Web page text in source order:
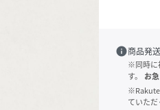
info商品発
※同時に
す。
お
ていた